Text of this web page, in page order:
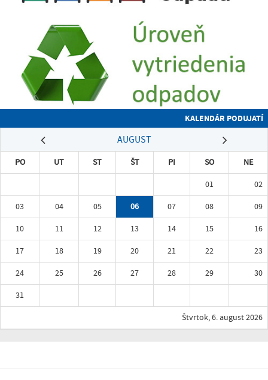
KALENDÁR PODUJATÍ
AUGUST
PO UT ST ŠT PI SO
NE
01
02
03
04 05 06 07 08
09
10
11 12 13 14 15
16
17
18 19 20 21 22
23
24
25 26 27 28 29
30
31
Štvrtok, 6. august 2026